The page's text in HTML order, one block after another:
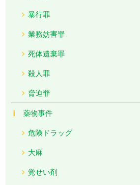
暴行罪
業務妨害罪
死体遺棄罪
殺人罪
脅迫罪
薬物事件
危険ドラッグ
大麻
覚せい剤